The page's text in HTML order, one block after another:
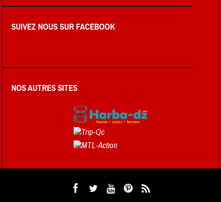
SUIVEZ NOUS SUR FACEBOOK
NOS AUTRES SITES